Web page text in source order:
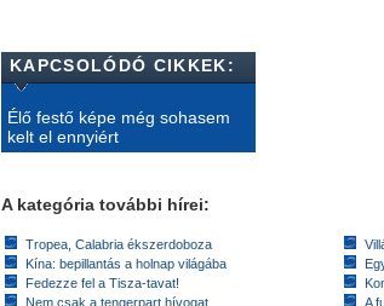
KAPCSOLÓDÓ CIKKEK:
Élő festő képe még sohasem
kelt el ennyiért
A kategória további hírei:
Tropea, Calabria ékszerdoboza
Kína: bepillantás a holnap világába
Fedezze fel a Tisza-tavat!
Nem csak a tengerpart hívogat
A